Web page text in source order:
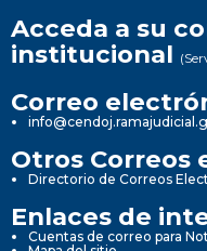
Acceda a su
institucional
Correo
Otros Correos
Directorio de Correos
Enlaces de
Cuentas de correo para